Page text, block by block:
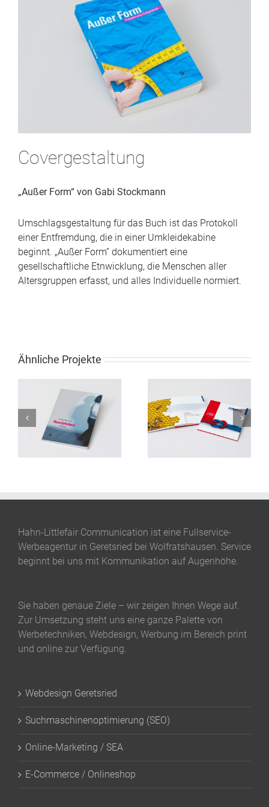
Covergestaltung
„Außer Form“ von Gabi Stockmann
Umschlagsgestaltung für das Buch ist das Protokoll
einer Entfremdung, die in einer Umkleidekabine
beginnt. „Außer Form” dokumentiert eine
gesellschaftliche Etnwicklung, die Menschen aller
Altersgruppen erfasst, und alles Individuelle normiert.
Ähnliche Projekte
Buchgestaltung DLoG
Imagebook
Buchgestaltung Atelier
Fleißner
Hahn-Littlefair Communication ist eine Fullservice-
Werbeagentur in Geretsried bei Wolfratshausen. Service
beginnt bei uns mit Kommunikation auf Augenhöhe.
Sie haben genaue Ziele – wir zeigen Ihnen Wege auf.
Zur Umsetzung steht uns eine ganze Palette von
Werbetechniken, Webdesign, Werbung im Bereich print
und online zur Verfügung.
Webdesign Geretsried
Suchmaschinenoptimierung (SEO)
Online-Marketing / SEA
E-Commerce / Onlineshop